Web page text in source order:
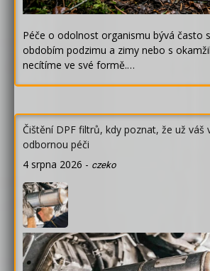
Péče o odolnost organismu bývá často
obdobím podzimu a zimy nebo s
necítíme ve své formě.…
Čištění DPF filtrů, kdy poznat, že už váš
odbornou péči
4 srpna 2026 - czeko